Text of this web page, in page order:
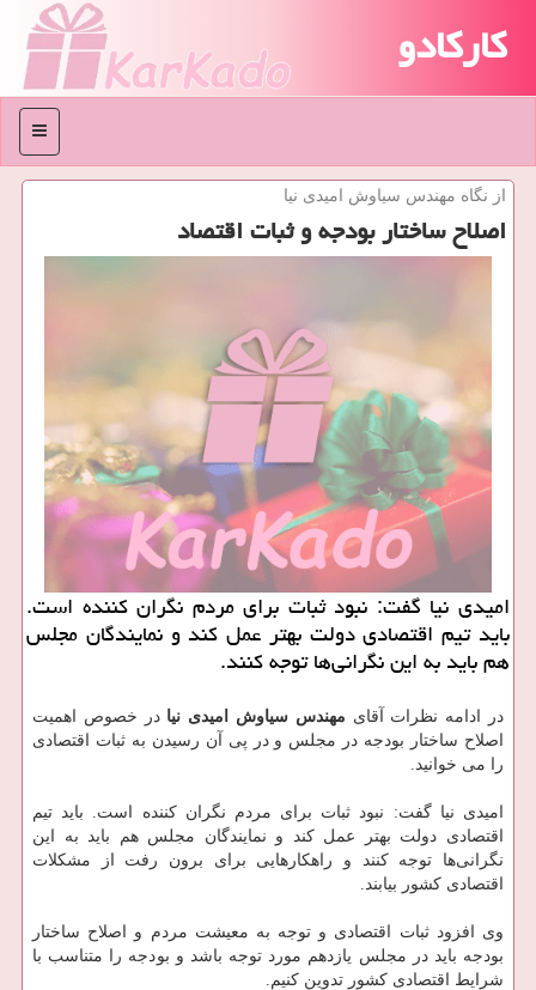
کارکادو
منو
از نگاه مهندس سیاوش امیدی نیا
اصلاح ساختار بودجه و ثبات اقتصاد
امیدی نیا گفت: نبود ثبات برای مردم نگران كننده است.
باید تیم اقتصادی دولت بهتر عمل كند و نمایندگان مجلس
هم باید به این نگرانی‌ها توجه كنند.
در ادامه نظرات آقای مهندس سیاوش امیدی نیا در خصوص اهمیت
اصلاح ساختار بودجه در مجلس و در پی آن رسیدن به ثبات اقتصادی
را می خوانید.
امیدی نیا گفت: نبود ثبات برای مردم نگران کننده است. باید تیم
اقتصادی دولت بهتر عمل کند و نمایندگان مجلس هم باید به این
نگرانی‌ها توجه کنند و راهکار‌هایی برای برون رفت از مشکلات
اقتصادی کشور بیابند.
وی افزود ثبات اقتصادی و توجه به معیشت مردم و اصلاح ساختار
بودجه باید در مجلس یازدهم مورد توجه باشد و بودجه را متناسب با
شرایط اقتصادی کشور تدوین کنیم.